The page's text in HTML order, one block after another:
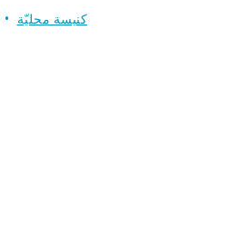
كنيسة محليّة